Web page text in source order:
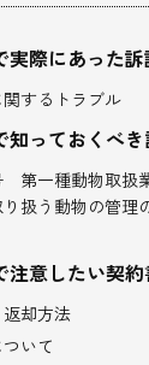
実際にあった
するトラブル
知っておくべ
第一種動物取扱
扱う動物の管理
注意したい契
却方法
いて